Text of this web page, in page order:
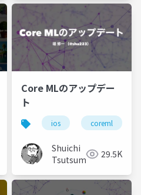
swift ml ios18
Core MLのアップデー
ト
ios coreml
Shuichi
Tsutsumi
29.5K